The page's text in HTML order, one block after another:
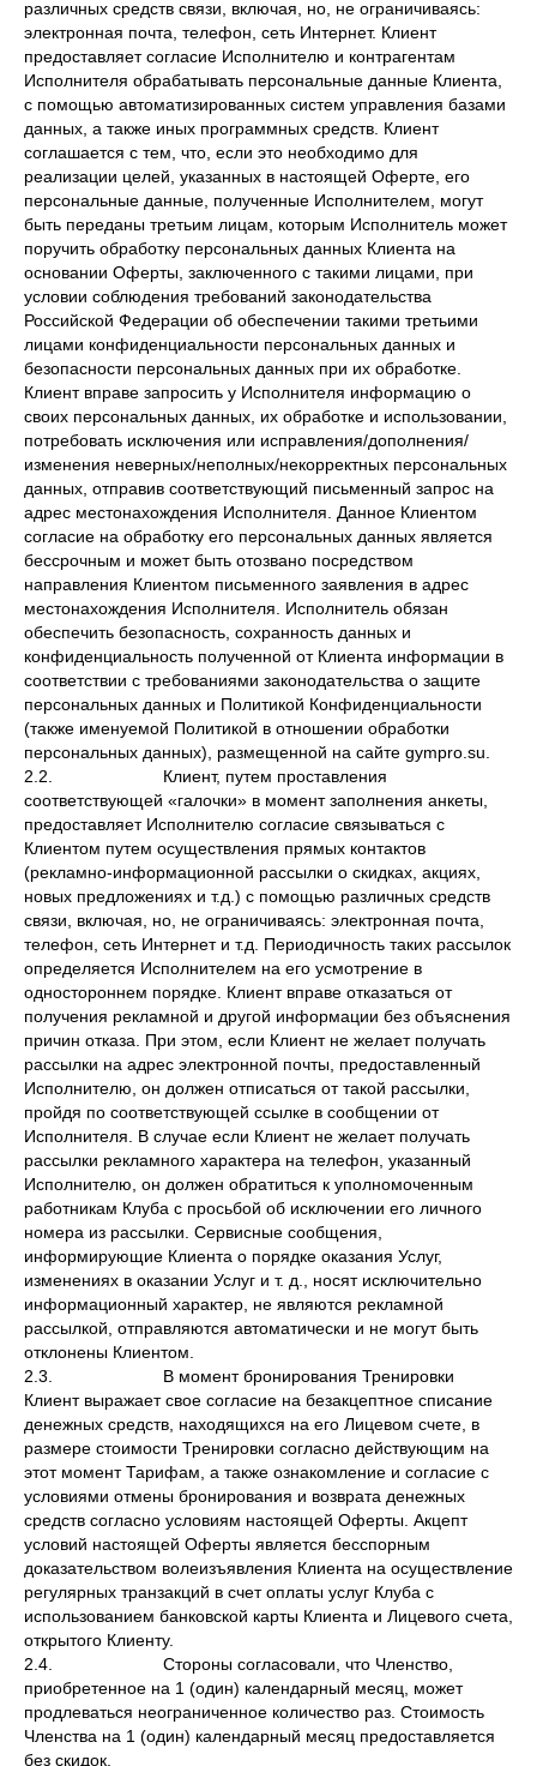
различных средств связи, включая, но, не ограничиваясь:
электронная почта, телефон, сеть Интернет. Клиент
предоставляет согласие Исполнителю и контрагентам
Исполнителя обрабатывать персональные данные Клиента,
с помощью автоматизированных систем управления базами
данных, а также иных программных средств. Клиент
соглашается с тем, что, если это необходимо для
реализации целей, указанных в настоящей Оферте, его
персональные данные, полученные Исполнителем, могут
быть переданы третьим лицам, которым Исполнитель может
поручить обработку персональных данных Клиента на
основании Оферты, заключенного с такими лицами, при
условии соблюдения требований законодательства
Российской Федерации об обеспечении такими третьими
лицами конфиденциальности персональных данных и
безопасности персональных данных при их обработке.
Клиент вправе запросить у Исполнителя информацию о
своих персональных данных, их обработке и использовании,
потребовать исключения или исправления/дополнения/
изменения неверных/неполных/некорректных персональных
данных, отправив соответствующий письменный запрос на
адрес местонахождения Исполнителя. Данное Клиентом
согласие на обработку его персональных данных является
бессрочным и может быть отозвано посредством
направления Клиентом письменного заявления в адрес
местонахождения Исполнителя. Исполнитель обязан
обеспечить безопасность, сохранность данных и
конфиденциальность полученной от Клиента информации в
соответствии с требованиями законодательства о защите
персональных данных и Политикой Конфиденциальности
(также именуемой Политикой в отношении обработки
персональных данных), размещенной на сайте gympro.su.
2.2. Клиент, путем проставления
соответствующей «галочки» в момент заполнения анкеты,
предоставляет Исполнителю согласие связываться с
Клиентом путем осуществления прямых контактов
(рекламно-информационной рассылки о скидках, акциях,
новых предложениях и т.д.) с помощью различных средств
связи, включая, но, не ограничиваясь: электронная почта,
телефон, сеть Интернет и т.д. Периодичность таких рассылок
определяется Исполнителем на его усмотрение в
одностороннем порядке. Клиент вправе отказаться от
получения рекламной и другой информации без объяснения
причин отказа. При этом, если Клиент не желает получать
рассылки на адрес электронной почты, предоставленный
Исполнителю, он должен отписаться от такой рассылки,
пройдя по соответствующей ссылке в сообщении от
Исполнителя. В случае если Клиент не желает получать
рассылки рекламного характера на телефон, указанный
Исполнителю, он должен обратиться к уполномоченным
работникам Клуба с просьбой об исключении его личного
номера из рассылки. Сервисные сообщения,
информирующие Клиента о порядке оказания Услуг,
изменениях в оказании Услуг и т. д., носят исключительно
информационный характер, не являются рекламной
рассылкой, отправляются автоматически и не могут быть
отклонены Клиентом.
2.3. В момент бронирования Тренировки
Клиент выражает свое согласие на безакцептное списание
денежных средств, находящихся на его Лицевом счете, в
размере стоимости Тренировки согласно действующим на
этот момент Тарифам, а также ознакомление и согласие с
условиями отмены бронирования и возврата денежных
средств согласно условиям настоящей Оферты. Акцепт
условий настоящей Оферты является бесспорным
доказательством волеизъявления Клиента на осуществление
регулярных транзакций в счет оплаты услуг Клуба с
использованием банковской карты Клиента и Лицевого счета,
открытого Клиенту.
2.4. Стороны согласовали, что Членство,
приобретенное на 1 (один) календарный месяц, может
продлеваться неограниченное количество раз. Стоимость
Членства на 1 (один) календарный месяц предоставляется
без скидок.